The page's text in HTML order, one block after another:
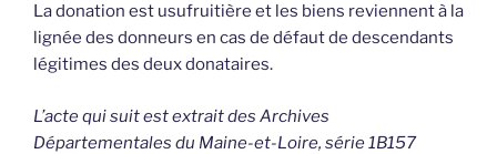
La donation est usufruitière et les biens reviennent à la
lignée des donneurs en cas de défaut de descendants
légitimes des deux donataires.
L’acte qui suit est extrait des Archives
Départementales du Maine-et-Loire, série 1B157